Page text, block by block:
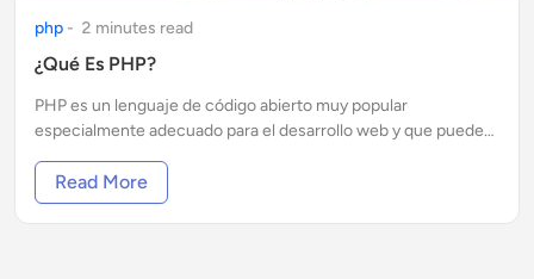
php - 2 minutes read
¿Qué Es PHP?
PHP es un lenguaje de código abierto muy popular
especialmente adecuado para el desarrollo web y que puede
Read More